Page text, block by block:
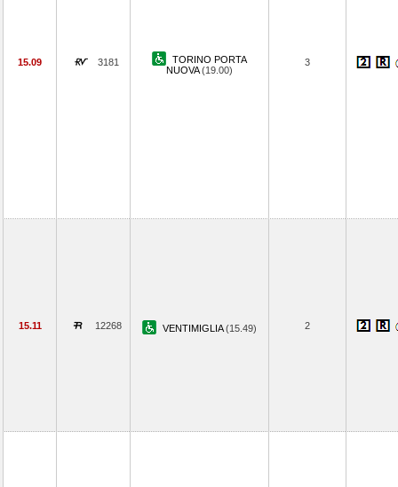
15.09 3181
TORINO PORTA
NUOVA(19.00)
3
15.11 12268 VENTIMIGLIA(15.49) 2